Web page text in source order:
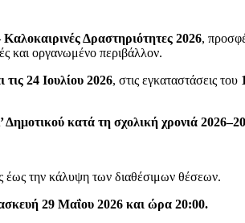
Δραστηριότητες 2026,
και οργανωμένο περιβάλλον.
τις 24 Ιουλίου 2026, στις εγκαταστάσεις του
Δημοτικού κατά τη σχολική χρονιά
έως την κάλυψη των διαθέσιμων θέσεων.
29 Μαΐου 2026 και ώρα 20:00.